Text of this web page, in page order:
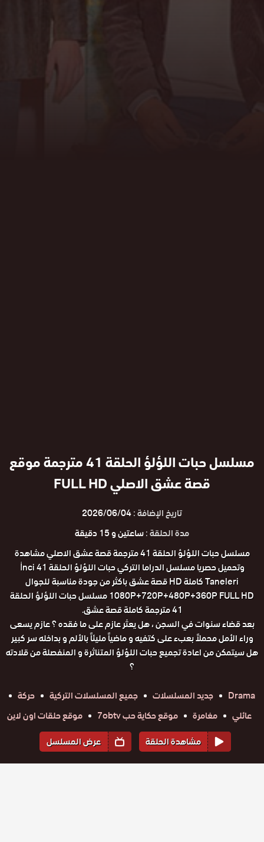
مسلسل حبات اللؤلؤ الحلقة 41 مترجمة موقع
قصة عشق الاصلي FULL HD
تاريخ الإضافة :2026/06/04
مدة الحلقة :ساعتين و 15 دقيقة
مسلسل حبات اللؤلؤ الحلقة 41 مترجمة قصة عشق الاصلي مشاهدة
وتحميل حصريا مسلسل الدراما التركي حبات اللؤلؤ الحلقة 41 İnci
Taneleri كاملة HD قصة عشق باكثر من جودة مناسبة للجوال
1080P+720P+480P+360P FULL HD مسلسل حبات اللؤلؤ الحلقة
41 مترجمة كاملة قصة عشق.
بعد قضاء سنوات في السجن ، هل يعثر عازم على ما فقده ؟ عازم يسعى
وراء الأمل محملاً بعبء على كتفيه و ماضياً مليئاً بالألم و بداخله سر كبير
هل سيتمكن من اعادة تجميع حبات اللؤلؤ المتناثرة و المنفصلة من قلادته
؟
Drama
جديد المسلسلات جميع المسلسلات التركية
حركة
عائلي
مغامرة موقع حكاية حب 7obtv
موقع حلقات اون لاين
مشاهدة الحلقة
عرض المسلسل